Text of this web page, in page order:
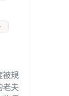
被規
老夫